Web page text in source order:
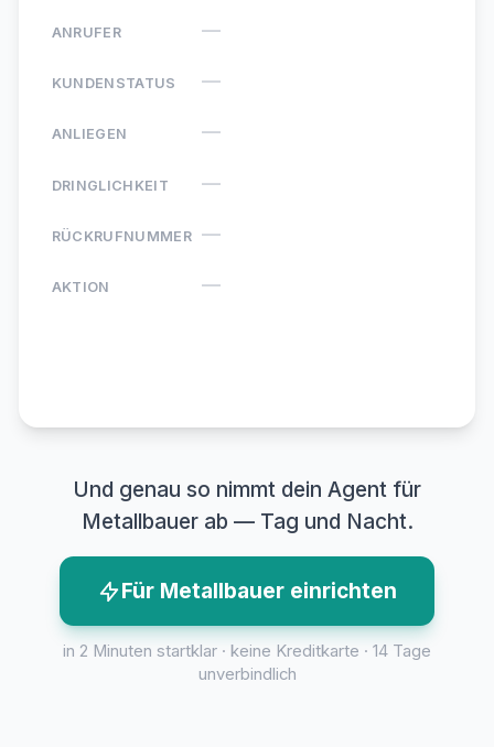
ANRUFER —
KUNDENSTATUS —
ANLIEGEN —
DRINGLICHKEIT —
RÜCKRUFNUMMER —
AKTION —
Und genau so nimmt dein Agent für
Metallbauer ab — Tag und Nacht.
Für Metallbauer einrichten
in 2 Minuten startklar · keine Kreditkarte · 14 Tage
unverbindlich